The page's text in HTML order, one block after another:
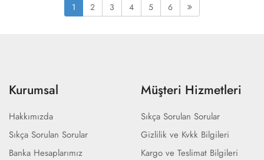
1 2 3 4 5 6
Kurumsal
Hakkımızda
Sıkça Sorulan Sorular
Banka Hesaplarımız
Müşteri Hizmetleri
Sıkça Sorulan Sorular
Gizlilik ve Kvkk Bilgileri
Kargo ve Teslimat Bilgileri